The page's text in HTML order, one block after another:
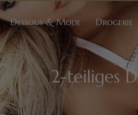
Dessous & Mode Drogerie
2-teiliges